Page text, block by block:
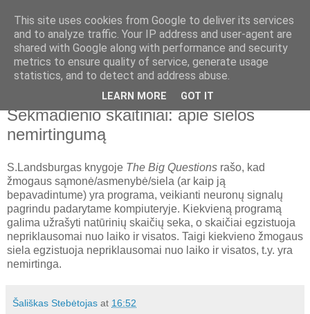
Nematoma ranka
Laisvė, ekonomika, istorija, politika, laisvalaikis ir filosofija
2009 m. gruodžio 27 d., sekmadienis
Sekmadienio skaitiniai: apie sielos
nemirtingumą
S.Landsburgas knygoje The Big Questions rašo, kad
žmogaus sąmonė/asmenybė/siela (ar kaip ją
bepavadintume) yra programa, veikianti neuronų signalų
pagrindu padarytame kompiuteryje. Kiekvieną programą
galima užrašyti natūrinių skaičių seka, o skaičiai egzistuoja
nepriklausomai nuo laiko ir visatos. Taigi kiekvieno žmogaus
siela egzistuoja nepriklausomai nuo laiko ir visatos, t.y. yra
nemirtinga.
Šališkas Stebėtojas at 16:52
This site uses cookies from Google to deliver its services
and to analyze traffic. Your IP address and user-agent are
shared with Google along with performance and security
metrics to ensure quality of service, generate usage
statistics, and to detect and address abuse.
LEARN MORE GOT IT